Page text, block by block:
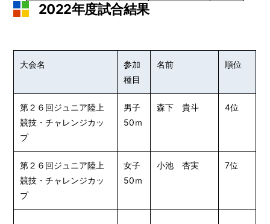
2022年度試合結果
大会名
参加
種目
名前 順位
第２６回ジュニア陸上
競技・チャレンジカッ
プ
男子
50ｍ
森下 貴斗 4位
第２６回ジュニア陸上
競技・チャレンジカッ
プ
女子
50ｍ
小池 杏実 7位